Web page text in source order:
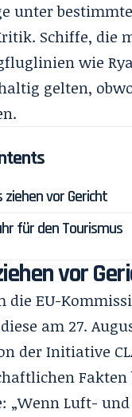
unter
Schiffe, die
wie
gelten,
ziehen vor Gericht
für den Tourismus
vor
die EU-
am 27.
der Initiative
„Wenn Luft-